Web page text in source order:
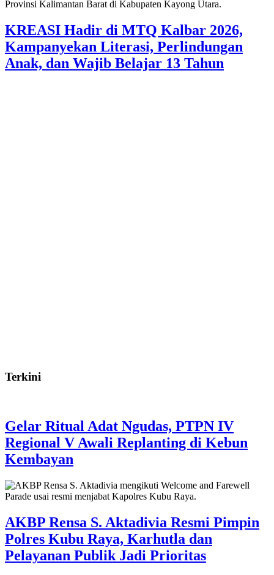
KREASI Hadir di MTQ Kalbar 2026,
Kampanyekan Literasi, Perlindungan
Anak, dan Wajib Belajar 13 Tahun
Terkini
Gelar Ritual Adat Ngudas, PTPN IV
Regional V Awali Replanting di Kebun
Kembayan
AKBP Rensa S. Aktadivia Resmi Pimpin
Polres Kubu Raya, Karhutla dan
Pelayanan Publik Jadi Prioritas